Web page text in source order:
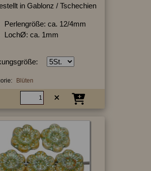
in Gablonz / Tschechien
Perlengröße: ca. 12/4mm
LochØ: ca. 1mm
Blüten